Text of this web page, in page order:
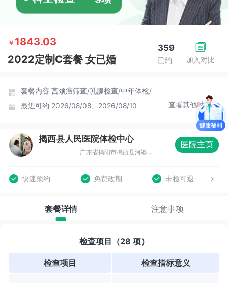
加入对比
359
已约
￥ 1843.03
2022定制C套餐 女已婚
套餐内容 宫颈癌筛查/乳腺检查/中年体检/
最近可约 2026/08/08、2026/08/10 查看其他时间
揭西县人民医院体检中心
广东省揭阳市揭西县河婆街道党校路7号，揭西县人民医院住院综合楼一楼体检中心
医院主页
快速预约 免费改期 未检可退
套餐详情 注意事项
检查项目（28 项）
检查项目 检查指标意义